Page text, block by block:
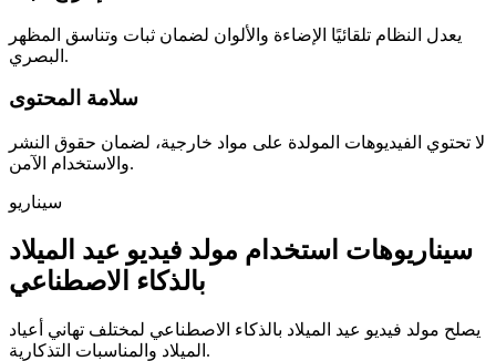
يعدل النظام تلقائيًا الإضاءة والألوان لضمان ثبات وتناسق المظهر
البصري.
سلامة المحتوى
لا تحتوي الفيديوهات المولدة على مواد خارجية، لضمان حقوق النشر
والاستخدام الآمن.
سيناريو
سيناريوهات استخدام مولد فيديو عيد الميلاد
بالذكاء الاصطناعي
يصلح مولد فيديو عيد الميلاد بالذكاء الاصطناعي لمختلف تهاني أعياد
الميلاد والمناسبات التذكارية.